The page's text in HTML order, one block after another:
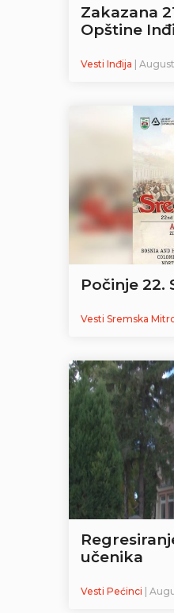
Zakazana
Opštine
Vesti Inđija |
Počinje 22.
Vesti Sremska
učenika
Vesti Pećinci |